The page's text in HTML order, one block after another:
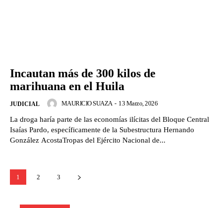
Incautan más de 300 kilos de
marihuana en el Huila
JUDICIAL MAURICIO SUAZA - 13 Marzo, 2026
La droga haría parte de las economías ilícitas del Bloque Central
Isaías Pardo, específicamente de la Subestructura Hernando
González AcostaTropas del Ejército Nacional de...
1 2 3